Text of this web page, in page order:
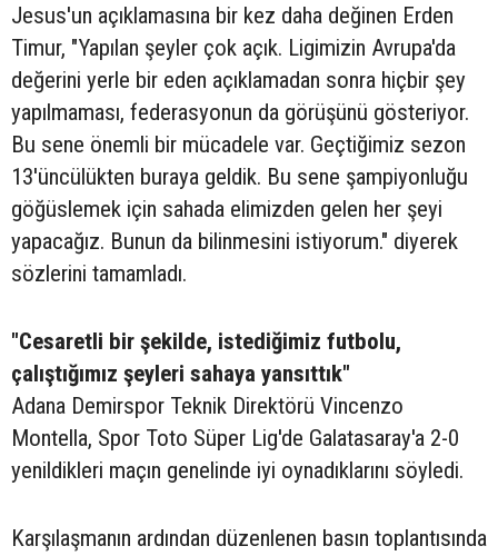
Jesus'un açıklamasına bir kez daha değinen Erden
Timur, "Yapılan şeyler çok açık. Ligimizin Avrupa'da
değerini yerle bir eden açıklamadan sonra hiçbir şey
yapılmaması, federasyonun da görüşünü gösteriyor.
Bu sene önemli bir mücadele var. Geçtiğimiz sezon
13'üncülükten buraya geldik. Bu sene şampiyonluğu
göğüslemek için sahada elimizden gelen her şeyi
yapacağız. Bunun da bilinmesini istiyorum." diyerek
sözlerini tamamladı.
"Cesaretli bir şekilde, istediğimiz futbolu,
çalıştığımız şeyleri sahaya yansıttık"
Adana Demirspor Teknik Direktörü Vincenzo
Montella, Spor Toto Süper Lig'de Galatasaray'a 2-0
yenildikleri maçın genelinde iyi oynadıklarını söyledi.
Karşılaşmanın ardından düzenlenen basın toplantısında